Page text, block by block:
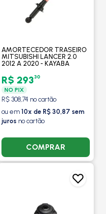
AMORTECEDOR TRASEIRO
MITSUBISHI LANCER 2.0
2012 A 2020 - KAYABA
R$ 29330
NO PIX
R$ 308,74 no cartão
ou em 10x de R$ 30,87 sem
juros no cartão
COMPRAR